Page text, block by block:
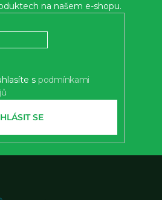
na našem e-shopu.
s podmínkami
SE